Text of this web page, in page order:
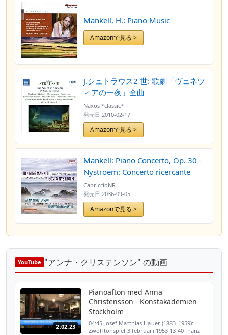
Mankell, H.: Piano Music
Amazonで見る >
J.シュトラウス2 世: 歌劇「ヴェネツ
ィアの一夜」全曲
Naxos *classic*
発売日 2010-02-17
Amazonで見る >
Mankell: Piano Concerto, Op. 30 -
Nystroem: Concerto ricercante
CapriccioNR
発売日 2036-09-05
Amazonで見る >
YouTube "アンナ・クリステンソン" の動画
2:02:23
Pianoafton med Anna
Christensson - Konstakademien
Stockholm
04:45 Josef Matthias Hauer (1883-1959):
Zwölftonspiel 3 februari 1953 13:40 Franz